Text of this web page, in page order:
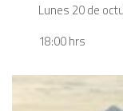
Lunes 20 de
18:00 hrs